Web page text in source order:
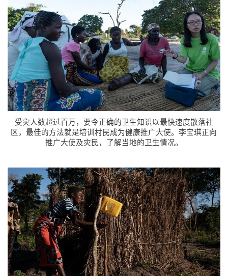
受灾人数超过百万，要令正确的卫生知识以最快速度散落社
区，最佳的方法就是培训村民成为健康推广大使。李宝琪正向
推广大使及灾民，了解当地的卫生情况。